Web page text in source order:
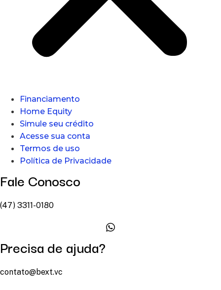
Financiamento
Home Equity
Simule seu crédito
Acesse sua conta
Termos de uso
Política de Privacidade
Fale Conosco
(47) 3311-0180
Precisa de ajuda?
contato@bext.vc